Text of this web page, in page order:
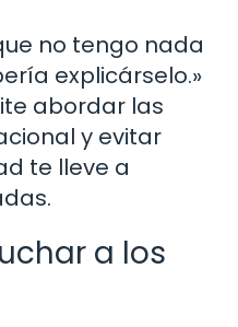
no tengo nada
explicárselo.»
abordar las
y evitar
te lleve a
a los